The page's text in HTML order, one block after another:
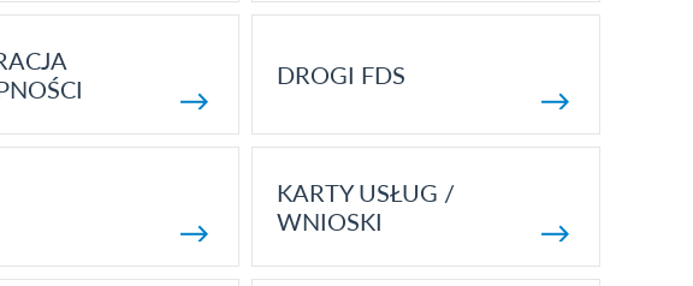
DROGI FDS
KARTY USŁUG /
WNIOSKI